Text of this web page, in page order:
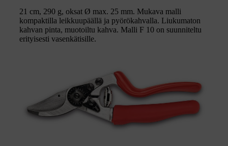
21 cm, 290 g, oksat Ø max. 25 mm. Mukava malli
kompaktilla leikkuupäällä ja pyörökahvalla. Liukumaton
kahvan pinta, muotoiltu kahva. Malli F 10 on suunniteltu
erityisesti vasenkätisille.